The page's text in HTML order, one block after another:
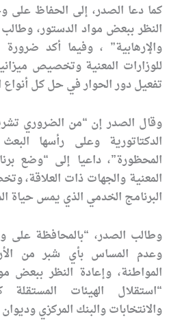
كما دعا الصدر، إلى الحفاظ على
النظر ببعض مواد الدستور،
والإرهابية” ، وفيما أكد
للوزارات المعنية وتخصيص
تفعيل دور الحوار في حل كل أنواع
وقال الصدر إن “من الضروري
الدكتاتورية وعلى رأسها
المحظورة”، داعيا إلى “وضع
المعنية والجهات ذات العلاقة،
البرنامج الخدمي الذي يمس حياة
وطالب الصدر، “بالمحافظة على
وعدم المساس بأي شبر من
المواطنة، وإعادة النظر ببعض
“استقلال الهيئات
والانتخابات والبنك المركزي